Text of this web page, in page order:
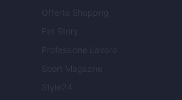
Offerte Shopping
Pet Story
Professione Lavoro
Sport Magazine
Style24